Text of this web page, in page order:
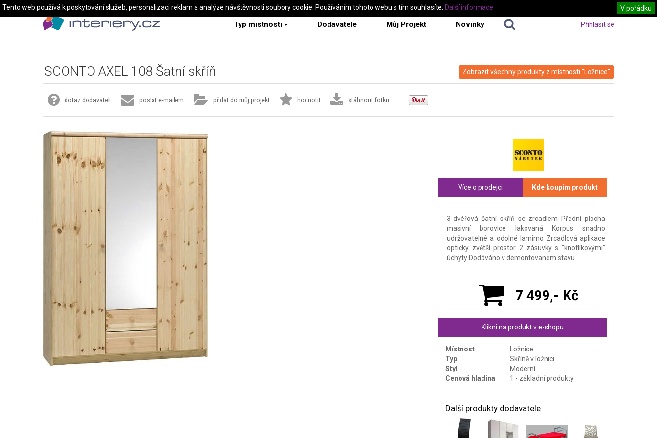
Typ místnosti Dodavatelé Můj Projekt Novinky Přihlásit se
Zobrazit všechny produkty z místnosti "Ložnice"
SCONTO AXEL 108 Šatní skříň
dotaz dodavateli poslat e-mailem přidat do můj projekt hodnotit stáhnout fotku
Více o prodejci Kde koupím produkt
3-dvéřová šatní skříň se zrcadlem Přední plocha
masivní borovice lakovaná Korpus snadno
udržovatelné a odolné lamimo Zrcadlová aplikace
opticky zvětší prostor 2 zásuvky s "knoflíkovými"
úchyty Dodáváno v demontovaném stavu
7 499,- Kč
Klikni na produkt v e-shopu
Místnost
Ložnice
Typ
Skříně v ložnici
Styl
Moderní
Cenová hladina
1 - základní produkty
Další produkty dodavatele
Tento web používá k poskytování služeb, personalizaci reklam a analýze návštěvnosti soubory cookie. Používáním tohoto webu s tím souhlasíte. V pořádku
Další informace